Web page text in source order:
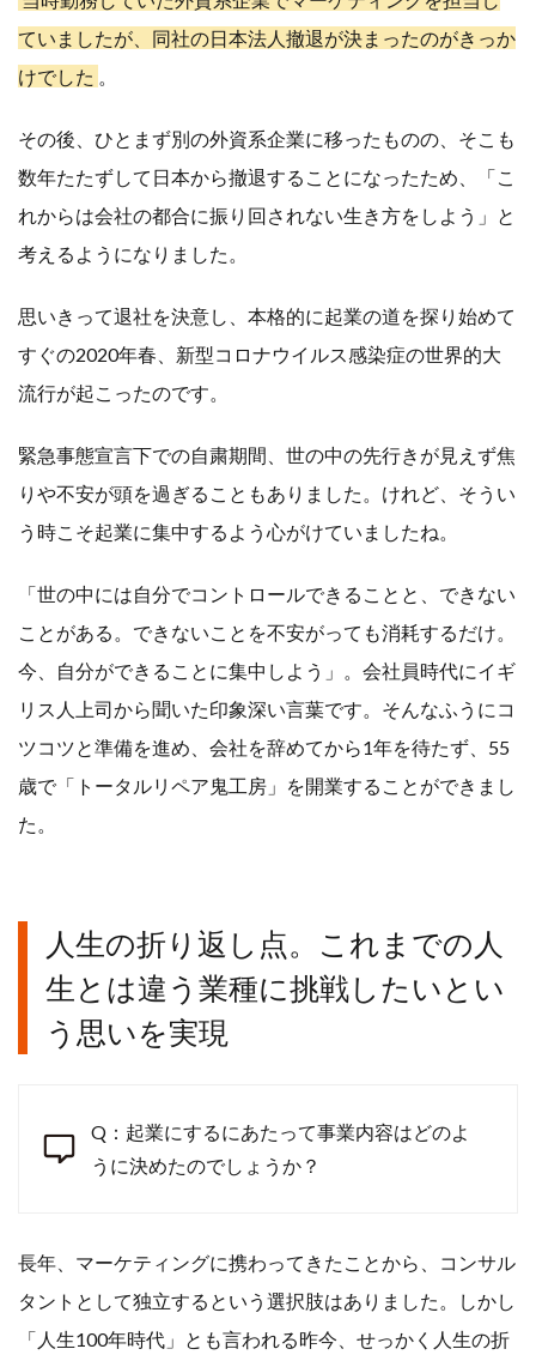
ていましたが、同社の日本法人撤退が決まったのがきっか
けでした 。
その後、ひとまず別の外資系企業に移ったものの、そこも
数年たたずして日本から撤退することになったため、「こ
れからは会社の都合に振り回されない生き方をしよう」と
考えるようになりました。
思いきって退社を決意し、本格的に起業の道を探り始めて
すぐの2020年春、新型コロナウイルス感染症の世界的大
流行が起こったのです。
緊急事態宣言下での自粛期間、世の中の先行きが見えず焦
りや不安が頭を過ぎることもありました。けれど、そうい
う時こそ起業に集中するよう心がけていましたね。
「世の中には自分でコントロールできることと、できない
ことがある。できないことを不安がっても消耗するだけ。
今、自分ができることに集中しよう」。会社員時代にイギ
リス人上司から聞いた印象深い言葉です。そんなふうにコ
ツコツと準備を進め、会社を辞めてから1年を待たず、55
歳で「トータルリペア鬼工房」を開業することができまし
た。
人生の折り返し点。これまでの人
生とは違う業種に挑戦したいとい
う思いを実現
Q：起業にするにあたって事業内容はどのよ
うに決めたのでしょうか？
長年、マーケティングに携わってきたことから、コンサル
タントとして独立するという選択肢はありました。しかし
「人生100年時代」とも言われる昨今、せっかく人生の折